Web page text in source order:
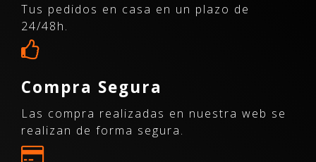
Tus pedidos en casa en un plazo de
24/48h.
Compra Segura
Las compra realizadas en nuestra web se
realizan de forma segura.